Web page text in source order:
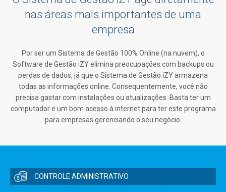
nas áreas mais importantes de uma
empresa
Por ser um Sistema de Gestão 100% Online (na nuvem), o
Software de Gestão iZY elimina preocupações com backups ou
perdas de dados, já que o Sistema de Gestão iZY armazena
todas as informações online. Consequentemente, você não
precisa gastar com instalações ou atualizações. Basta ter um
computador e um bom acesso à internet para ter este programa
para empresas gerenciando o seu negócio.
CONTROLE ADMINISTRATIVO